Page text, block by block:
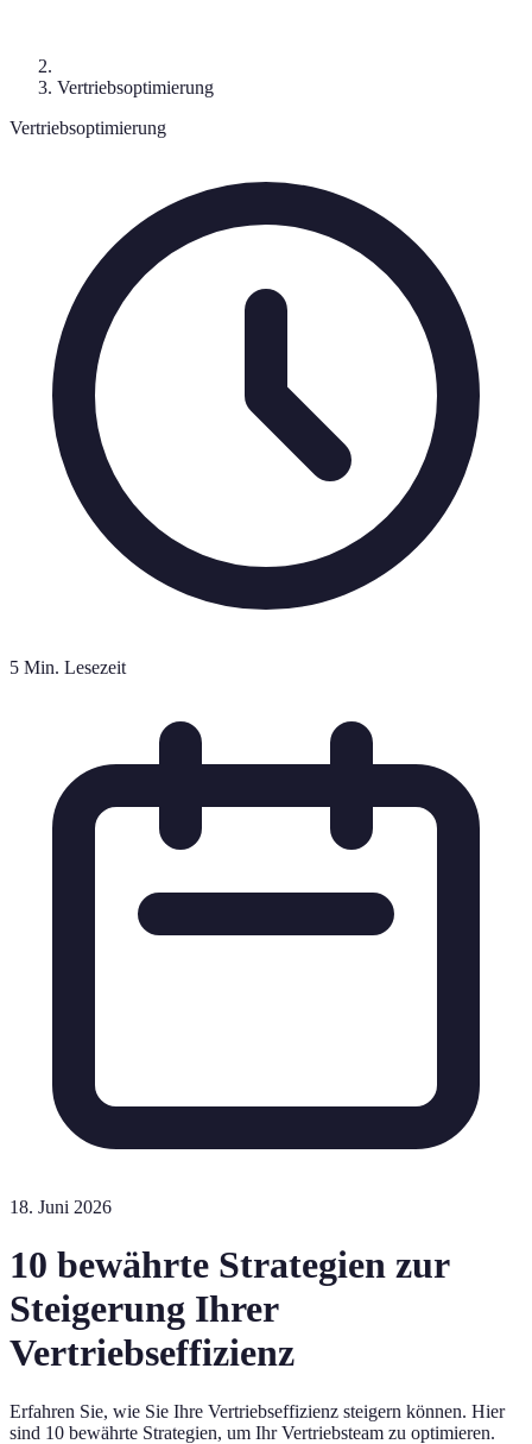
Vertriebsoptimierung
Vertriebsoptimierung
5 Min. Lesezeit
18. Juni 2026
10 bewährte Strategien zur
Steigerung Ihrer
Vertriebseffizienz
Erfahren Sie, wie Sie Ihre Vertriebseffizienz steigern können. Hier
sind 10 bewährte Strategien, um Ihr Vertriebsteam zu optimieren.